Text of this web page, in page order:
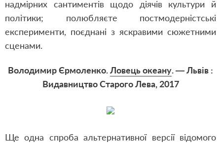
надмірних сантиментів щодо діячів культури й
політики; полюбляєте постмодерністські
експерименти, поєднані з яскравими сюжетними
сценами.
Володимир Єрмоленко.Ловець океану. — Львів :
Видавництво Старого Лева, 2017
Ще одна спроба альтернативної версії відомого